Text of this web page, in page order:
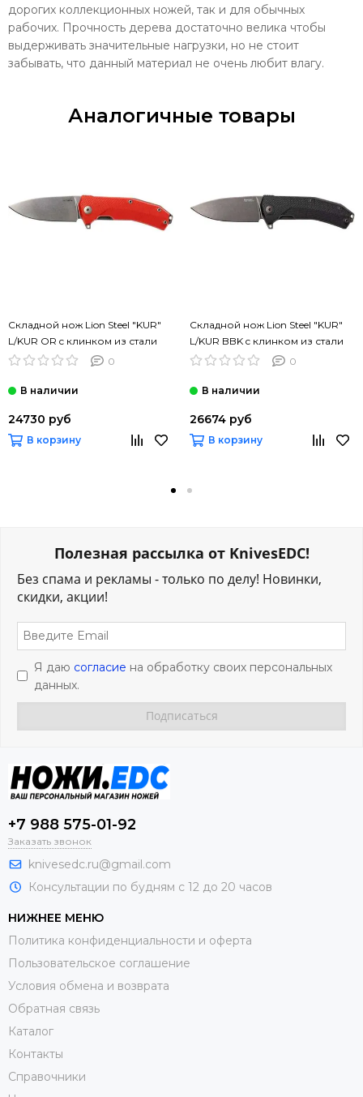
дорогих коллекционных ножей, так и для обычных
рабочих. Прочность дерева достаточно велика чтобы
выдерживать значительные нагрузки, но не стоит
забывать, что данный материал не очень любит влагу.
Аналогичные товары
Складной нож Lion Steel "KUR"
L/KUR OR c клинком из стали
Uddeholm Sleipner®, рукоять G10
0
24730 руб
В корзину
Складной нож Lion Steel "KUR"
L/KUR BBK c клинком из стали
Uddeholm Sleipner®, рукоять G10
0
26674 руб
В корзину
Полезная рассылка от KnivesEDC!
Без спама и рекламы - только по делу! Новинки,
скидки, акции!
Я даю согласие на обработку своих персональных
данных.
+7 988 575-01-92
Заказать звонок
knivesedc.ru@gmail.com
Консультации по будням с 12 до 20 часов
НИЖНЕЕ МЕНЮ
Политика конфиденциальности и оферта
Пользовательское соглашение
Условия обмена и возврата
Обратная связь
Каталог
Контакты
Справочники